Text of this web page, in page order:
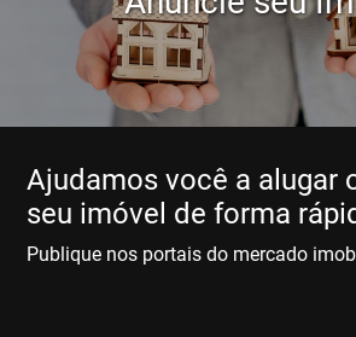
Ajudamos você a alugar
seu imóvel de forma
Publique nos portais do mercado